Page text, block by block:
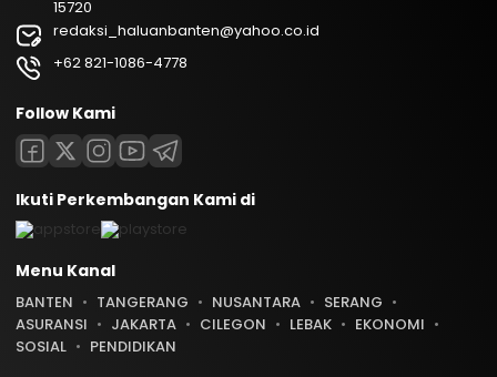
15720
redaksi_haluanbanten@yahoo.co.id
+62 821-1086-4778
Follow Kami
Ikuti Perkembangan Kami di
Menu Kanal
BANTEN TANGERANG NUSANTARA
SERANG
ASURANSI
JAKARTA CILEGON LEBAK
EKONOMI
SOSIAL
PENDIDIKAN